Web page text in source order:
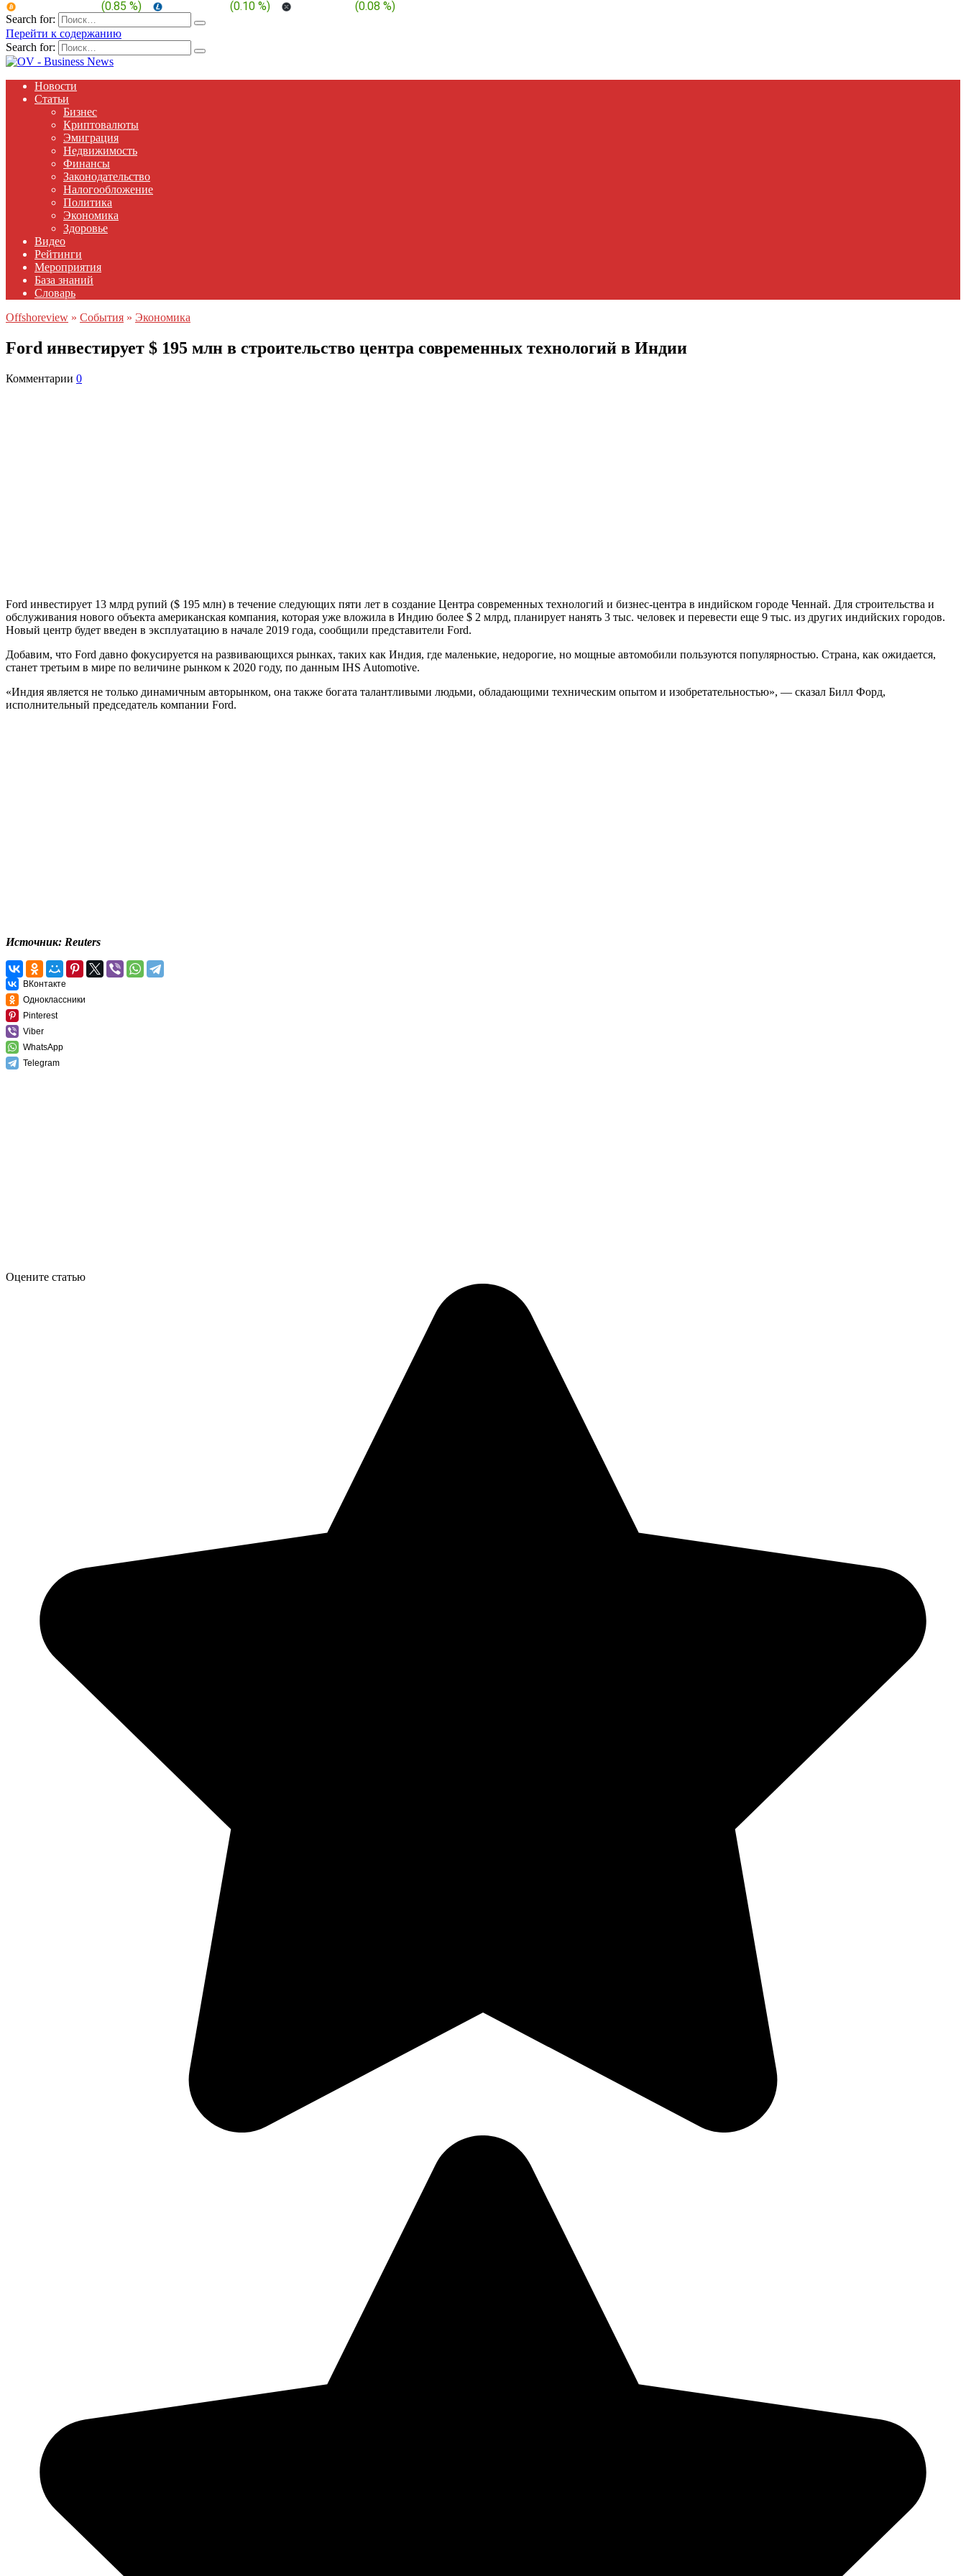
(0.85 %) (0.10 %) (0.08 %)
Search for:
Перейти к содержанию
Search for:
Новости
Статьи
Бизнес
Криптовалюты
Эмиграция
Недвижимость
Финансы
Законодательство
Налогообложение
Политика
Экономика
Здоровье
Видео
Рейтинги
Мероприятия
База знаний
Словарь
Offshoreview » События » Экономика
Ford инвестирует $ 195 млн в строительство центра современных технологий в Индии
Комментарии 0
Ford инвестирует 13 млрд рупий ($ 195 млн) в течение следующих пяти лет в создание Центра современных технологий и бизнес-центра в индийском городе Ченнай. Для строительства и
обслуживания нового объекта американская компания, которая уже вложила в Индию более $ 2 млрд, планирует нанять 3 тыс. человек и перевести еще 9 тыс. из других индийских городов.
Новый центр будет введен в эксплуатацию в начале 2019 года, сообщили представители Ford.
Добавим, что Ford давно фокусируется на развивающихся рынках, таких как Индия, где маленькие, недорогие, но мощные автомобили пользуются популярностью. Страна, как ожидается,
станет третьим в мире по величине рынком к 2020 году, по данным IHS Automotive.
«Индия является не только динамичным авторынком, она также богата талантливыми людьми, обладающими техническим опытом и изобретательностью», — сказал Билл Форд,
исполнительный председатель компании Ford.
Источник: Reuters
ВКонтакте
Одноклассники
Pinterest
Viber
WhatsApp
Telegram
Оцените статью